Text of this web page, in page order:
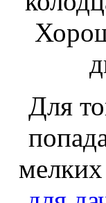
Для